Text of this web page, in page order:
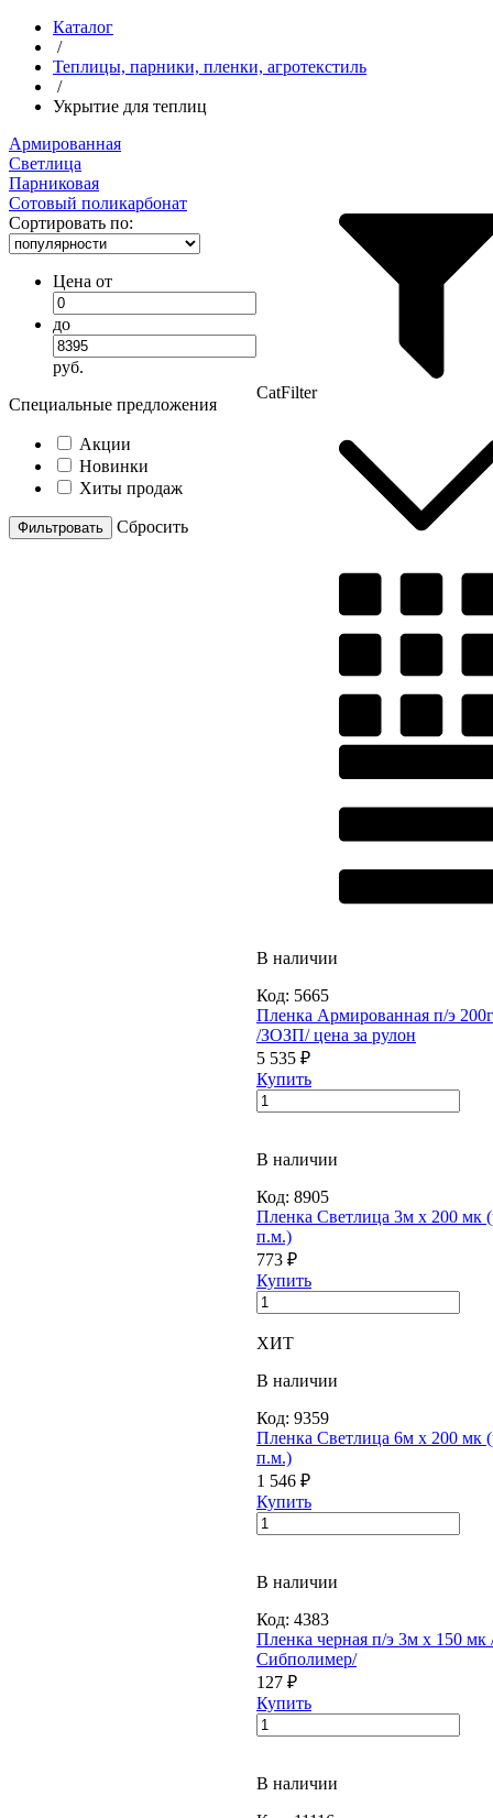
Каталог
/
Теплицы, парники, пленки, агротекстиль
/
Укрытие для теплиц
Армированная
Светлица
Парниковая
Сотовый поликарбонат
Сортировать по:
Цена от
до
руб.
Специальные предложения
Акции
Новинки
Хиты продаж
Cбросить
CatFilter
В наличии
Код: 5665
Пленка Армированная п/э
/ЗОЗП/ цена за рулон
5 535 ₽
Купить
В наличии
Код: 8905
Пленка Светлица 3м х 200 мк
п.м.)
773 ₽
Купить
ХИТ
В наличии
Код: 9359
Пленка Светлица 6м х 200 мк
п.м.)
1 546 ₽
Купить
В наличии
Код: 4383
Пленка черная п/э 3м х 150 мк
Сибполимер/
127 ₽
Купить
В наличии